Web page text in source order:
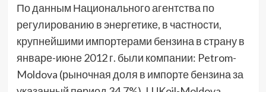
По данным Национального агентства по
регулированию в энергетике, в частности,
крупнейшими импортерами бензина в страну в
январе-июне 2012 г. были компании: Petrom-
Moldova (рыночная доля в импорте бензина за